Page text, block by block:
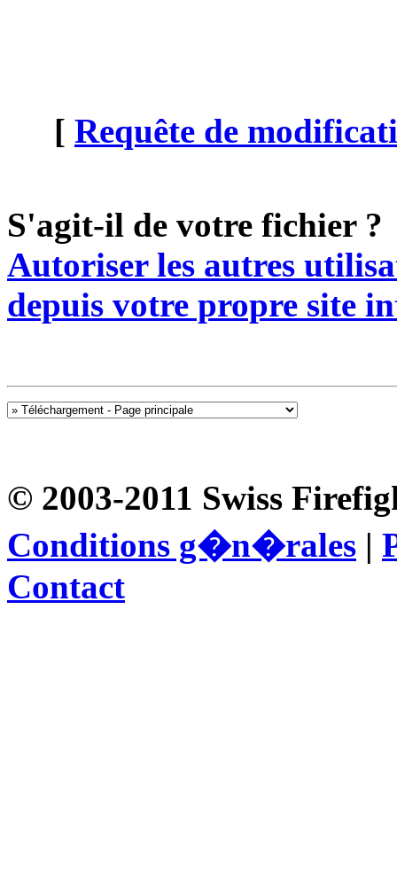
[ Requête de
S'agit-il de votre fichier ?
Autoriser les autres
depuis votre propre site
© 2003-2011 Swiss
Conditions g�n�rales |
Contact